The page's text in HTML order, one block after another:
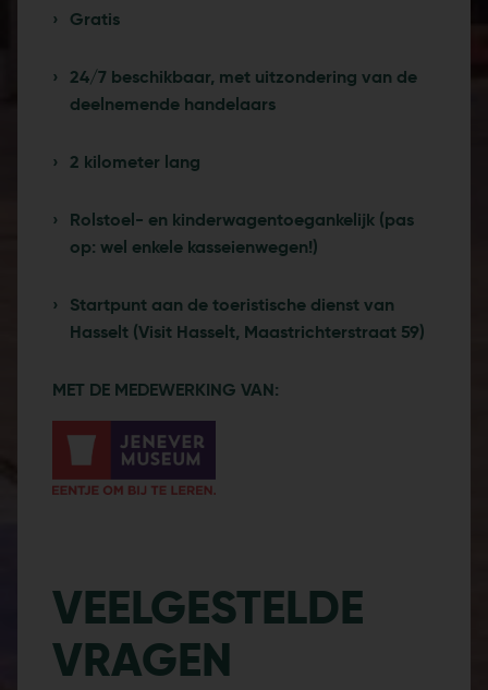
Gratis
24/7 beschikbaar, met uitzondering van de
deelnemende handelaars
2 kilometer lang
Rolstoel- en kinderwagentoegankelijk (pas
op: wel enkele kasseienwegen!)
Startpunt aan de toeristische dienst van
Hasselt (Visit Hasselt, Maastrichterstraat 59)
MET DE MEDEWERKING VAN:
VEELGESTELDE
VRAGEN